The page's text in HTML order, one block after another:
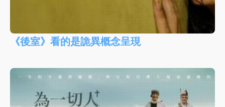
《後室》看的是詭異概念呈現